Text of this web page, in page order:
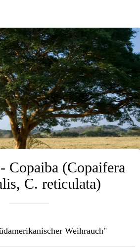
Copaiba (Copaifera
C. reticulata)
Weihrauch"